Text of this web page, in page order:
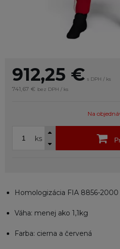
912,25 € s DPH / ks
741,67 € bez DPH / ks
Na
ks
Homologizácia FIA 8856-2000
Váha: menej ako 1,1kg
Farba: cierna a červená